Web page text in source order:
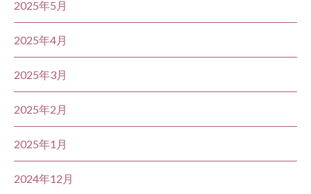
2025年5月
2025年4月
2025年3月
2025年2月
2025年1月
2024年12月